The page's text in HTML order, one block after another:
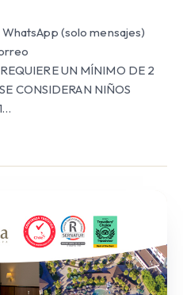
(solo mensajes)
UN MÍNIMO DE 2
CONSIDERAN NIÑOS